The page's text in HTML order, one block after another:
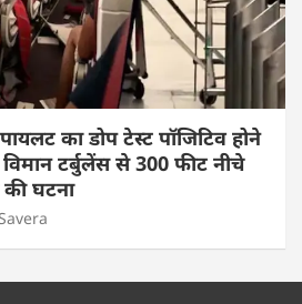
का डोप टेस्ट पॉजिटिव होने
टर्बुलेंस से 300 फीट नीचे
घटना